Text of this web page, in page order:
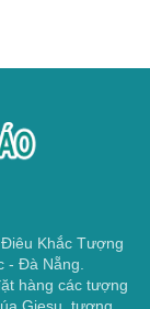
Khắc Tượng
- Đà Nẵng.
hàng các tượng